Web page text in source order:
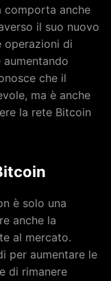
comporta anche
il suo nuovo
operazioni di
che il
ma è anche
la rete Bitcoin
è solo una
anche la
al mercato.
per aumentare le
di rimanere